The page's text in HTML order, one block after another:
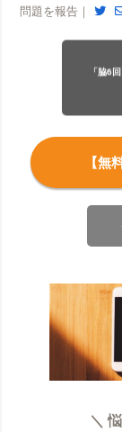
問題を報告｜
「脇6
【
＼